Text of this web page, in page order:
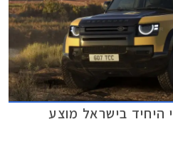
היחיד בישראל מוצע